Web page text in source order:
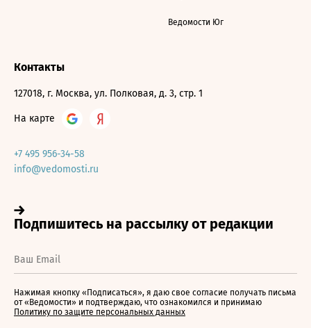
Ведомости Юг
Контакты
127018, г. Москва, ул. Полковая, д. 3, стр. 1
На карте
+7 495 956-34-58
info@vedomosti.ru
Нажимая кнопку «Подписаться», я даю свое согласие получать письма
от «Ведомости» и подтверждаю, что ознакомился и принимаю
Политику по защите персональных данных